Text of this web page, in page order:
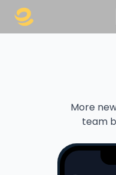
More
team